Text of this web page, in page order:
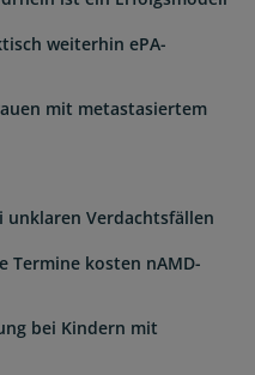
weiterhin ePA-
mit metastasiertem
unklaren Verdachtsfällen
Termine kosten nAMD-
bei Kindern mit